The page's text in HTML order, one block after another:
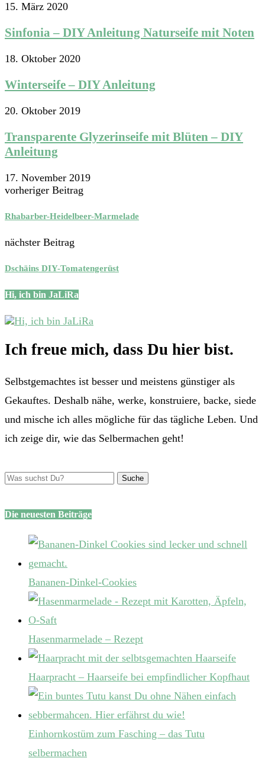
15. März 2020
Sinfonia – DIY Anleitung Naturseife mit Noten
18. Oktober 2020
Winterseife – DIY Anleitung
20. Oktober 2019
Transparente Glyzerinseife mit Blüten – DIY
Anleitung
17. November 2019
vorheriger Beitrag
Rhabarber-Heidelbeer-Marmelade
nächster Beitrag
Dschäins DIY-Tomatengerüst
Hi, ich bin JaLiRa
Ich freue mich, dass Du hier bist.
Selbstgemachtes ist besser und meistens günstiger als
Gekauftes. Deshalb nähe, werke, konstruiere, backe, siede
und mische ich alles mögliche für das tägliche Leben. Und
ich zeige dir, wie das Selbermachen geht!
Die neuesten Beiträge
Bananen-Dinkel-Cookies
Hasenmarmelade – Rezept
Haarpracht – Haarseife bei empfindlicher Kopfhaut
Einhornkostüm zum Fasching – das Tutu
selbermachen